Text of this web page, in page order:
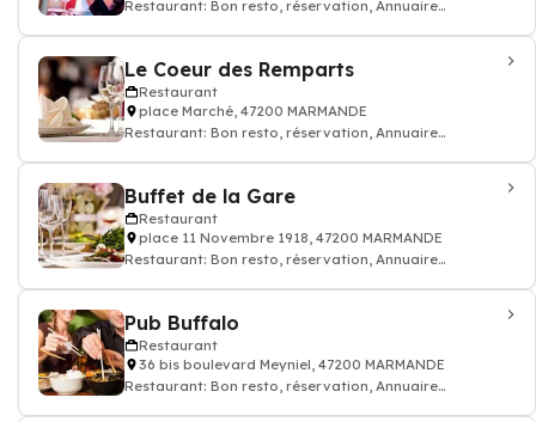
Restaurant: Bon resto, réservation, Annuaire
Le Coeur des Remparts
Restaurant
place Marché, 47200 MARMANDE
Restaurant: Bon resto, réservation, Annuaire
Buffet de la Gare
Restaurant
place 11 Novembre 1918, 47200 MARMANDE
Restaurant: Bon resto, réservation, Annuaire
Pub Buffalo
Restaurant
36 bis boulevard Meyniel, 47200 MARMANDE
Restaurant: Bon resto, réservation, Annuaire